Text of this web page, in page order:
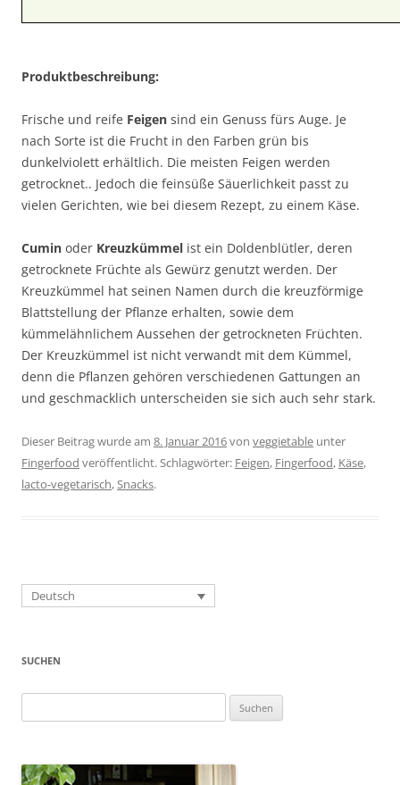
Produktbeschreibung:
Frische und reife Feigen sind ein Genuss fürs Auge. Je
nach Sorte ist die Frucht in den Farben grün bis
dunkelviolett erhältlich. Die meisten Feigen werden
getrocknet.. Jedoch die feinsüße Säuerlichkeit passt zu
vielen Gerichten, wie bei diesem Rezept, zu einem Käse.
Cumin oder Kreuzkümmel ist ein Doldenblütler, deren
getrocknete Früchte als Gewürz genutzt werden. Der
Kreuzkümmel hat seinen Namen durch die kreuzförmige
Blattstellung der Pflanze erhalten, sowie dem
kümmelähnlichem Aussehen der getrockneten Früchten.
Der Kreuzkümmel ist nicht verwandt mit dem Kümmel,
denn die Pflanzen gehören verschiedenen Gattungen an
und geschmacklich unterscheiden sie sich auch sehr stark.
Dieser Beitrag wurde am 8. Januar 2016von veggietable unter
Fingerfood veröffentlicht. Schlagwörter: Feigen, Fingerfood, Käse,
lacto-vegetarisch,Snacks.
Deutsch
SUCHEN
nach: